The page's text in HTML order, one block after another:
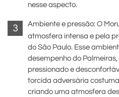
nesse aspecto.
Ambiente e pressão: O
atmosfera intensa e pela
do São Paulo. Esse
desempenho do
pressionado e
torcida adversária
criando uma atmosfera